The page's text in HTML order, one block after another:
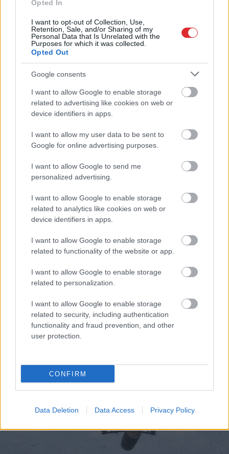
Opted In
I want to opt-out of Collection, Use,
Retention, Sale, and/or Sharing of my
Personal Data that Is Unrelated with the
Purposes for which it was collected.
Opted Out
Google consents
I want to allow Google to enable storage
related to advertising like cookies on web or
device identifiers in apps.
I want to allow my user data to be sent to
Google for online advertising purposes.
I want to allow Google to send me
personalized advertising.
I want to allow Google to enable storage
related to analytics like cookies on web or
device identifiers in apps.
I want to allow Google to enable storage
related to functionality of the website or app.
I want to allow Google to enable storage
related to personalization.
I want to allow Google to enable storage
related to security, including authentication
functionality and fraud prevention, and other
user protection.
CONFIRM
Data Deletion Data Access Privacy Policy
“Skaidrs, ka tas ir
sarunāts “veikals”! Bet
vai jūs domājat, ka visi
Latvijā ir muļķi?”
sabiedrisko transportu:
Lai tiktu no Jelgavas uz
Atcelt Ziņot